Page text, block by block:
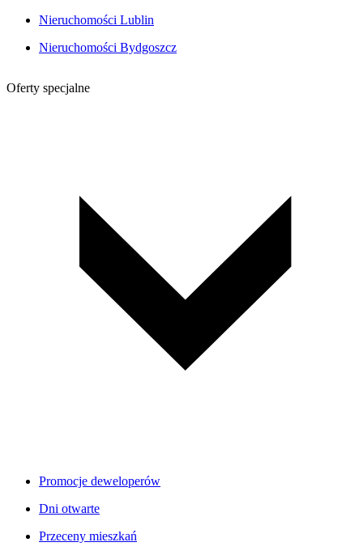
Nieruchomości Lublin
Nieruchomości Bydgoszcz
Oferty specjalne
Promocje deweloperów
Dni otwarte
Przeceny mieszkań